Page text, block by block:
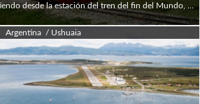
El tren inicia su recorrido partiendo desde la estación del tren del fin del Mundo, por el mismo terraplén que recorrieron los presos 100 años atrás. Se interna en el Cañadon del Toro. Cruza el Río Pipo sobre "el puente quemado" donde se podrán ver las Ruinas de Madera del Viejo puente bajo las nuevas vías. Luego se detiene en "la Cascada La macarena" donde el pasajero encontrará una reconstrucción de un típico asentamiento de una de los grupos indígenas que habitaban esas tierras hace cientos de años: Los Yamanas. El tren entra en el parque Tierra del Fuego, siguiendo el curso del Río Pipo continúa atravesando sectores que muestran la huella que fueron dejando los presos en su rutina diaria de cortar los árboles, durante casi medio siglo de labor interrumpida. Luego de bordear el Turbal, suelo característico de Tierra del Fuego sobre el que se desarrolla un musgo llamado Sphagnum, el tren arriba a la estación del Parque. Durante todo el recorrido el visitante será acompañado por un guía bilingüe (ingles- español) que explicará en detalle la Historia del "tren de Presos". OPCIONAL PARA REALIZAR JUNTO CON LA EXCURSION PARQUE NACIONAL TIERRA DEL FUEGO
Argentina / Ushuaia